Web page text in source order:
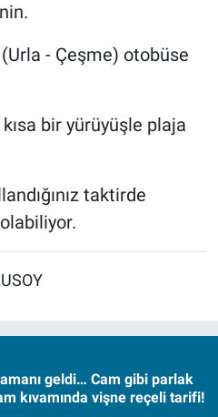
- Çeşme) otobüse
bir yürüyüşle plaja
taktirde
geldi… Cam gibi parlak
kıvamında vişne reçeli tarifi!